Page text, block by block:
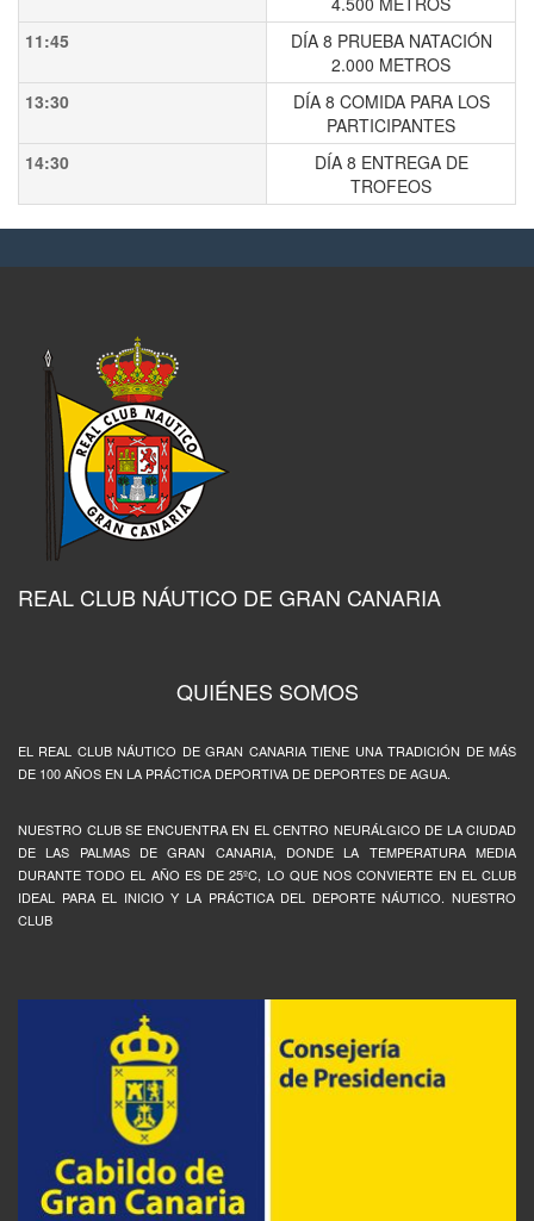
11:45
DÍA 8 PRUEBA NATACIÓN
2.000 METROS
13:30
DÍA 8 COMIDA PARA LOS
PARTICIPANTES
14:30
DÍA 8 ENTREGA DE
TROFEOS
REAL CLUB NÁUTICO DE GRAN CANARIA
QUIÉNES SOMOS
EL REAL CLUB NÁUTICO DE GRAN CANARIA TIENE UNA TRADICIÓN DE MÁS
DE 100 AÑOS EN LA PRÁCTICA DEPORTIVA DE DEPORTES DE AGUA.
NUESTRO CLUB SE ENCUENTRA EN EL CENTRO NEURÁLGICO DE LA CIUDAD
DE LAS PALMAS DE GRAN CANARIA, DONDE LA TEMPERATURA MEDIA
DURANTE TODO EL AÑO ES DE 25ºC, LO QUE NOS CONVIERTE EN EL CLUB
IDEAL PARA EL INICIO Y LA PRÁCTICA DEL DEPORTE NÁUTICO. NUESTRO
CLUB